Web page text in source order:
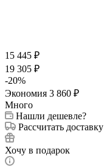
15 445 ₽
19 305 ₽
-20%
Экономия 3 860 ₽
Много
Нашли дешевле?
Рассчитать доставку
Хочу в подарок